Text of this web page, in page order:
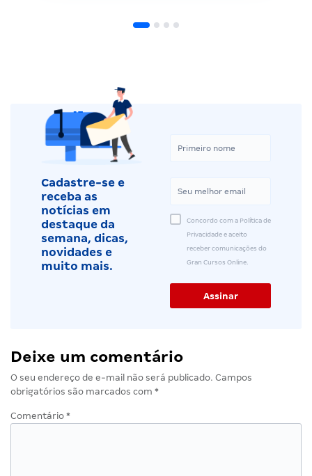
Cadastre-se e
receba as
notícias em
destaque da
semana, dicas,
novidades e
muito mais.
Concordo com a Política de
Privacidade e aceito
receber comunicações do
Gran Cursos Online.
Deixe um comentário
O seu endereço de e-mail não será publicado. Campos
obrigatórios são marcados com *
Comentário *